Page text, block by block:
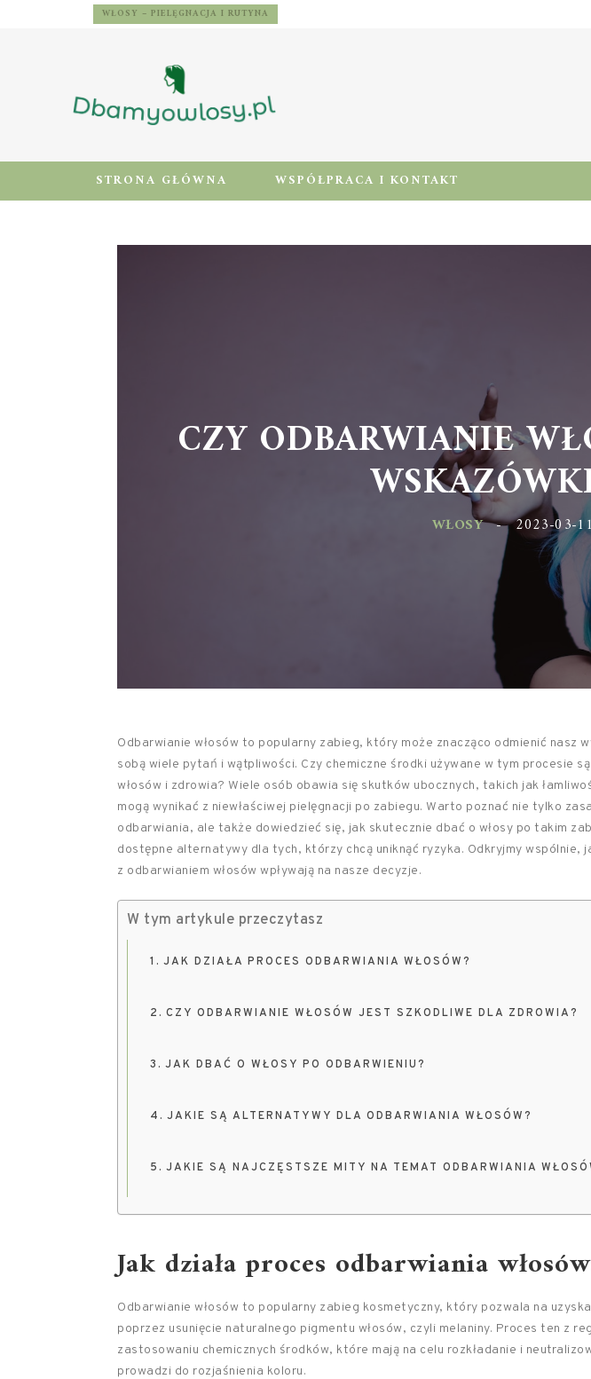
WŁOSY – PIELĘGNACJA I RUTYNA
STRONA GŁÓWNA WSPÓŁPRACA I KONTAKT
CZY ODBARWIANIE
WŁOSY - 2023-03-
Odbarwianie włosów to popularny zabieg, który może znacząco odmienić nasz
sobą wiele pytań i wątpliwości. Czy chemiczne środki używane w tym procesie
włosów i zdrowia? Wiele osób obawia się skutków ubocznych, takich jak
mogą wynikać z niewłaściwej pielęgnacji po zabiegu. Warto poznać nie tylko
odbarwiania, ale także dowiedzieć się, jak skutecznie dbać o włosy po takim
dostępne alternatywy dla tych, którzy chcą uniknąć ryzyka. Odkryjmy wspólnie,
z odbarwianiem włosów wpływają na nasze decyzje.
W tym artykule przeczytasz
JAK DZIAŁA PROCES ODBARWIANIA WŁOSÓW?
CZY ODBARWIANIE WŁOSÓW JEST SZKODLIWE DLA ZDROWIA?
JAK DBAĆ O WŁOSY PO ODBARWIENIU?
JAKIE SĄ ALTERNATYWY DLA ODBARWIANIA WŁOSÓW?
JAKIE SĄ NAJCZĘSTSZE MITY NA TEMAT ODBARWIANIA
Jak działa proces odbarwiania
Odbarwianie włosów to popularny zabieg kosmetyczny, który pozwala na
poprzez usunięcie naturalnego pigmentu włosów, czyli melaniny. Proces ten z
zastosowaniu chemicznych środków, które mają na celu rozkładanie i
prowadzi do rozjaśnienia koloru.